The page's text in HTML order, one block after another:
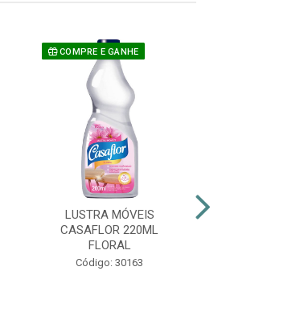
COMPRE E GANHE
LUSTRA MÓVEIS
CASAFLOR 220ML
FLORAL
Código: 30163